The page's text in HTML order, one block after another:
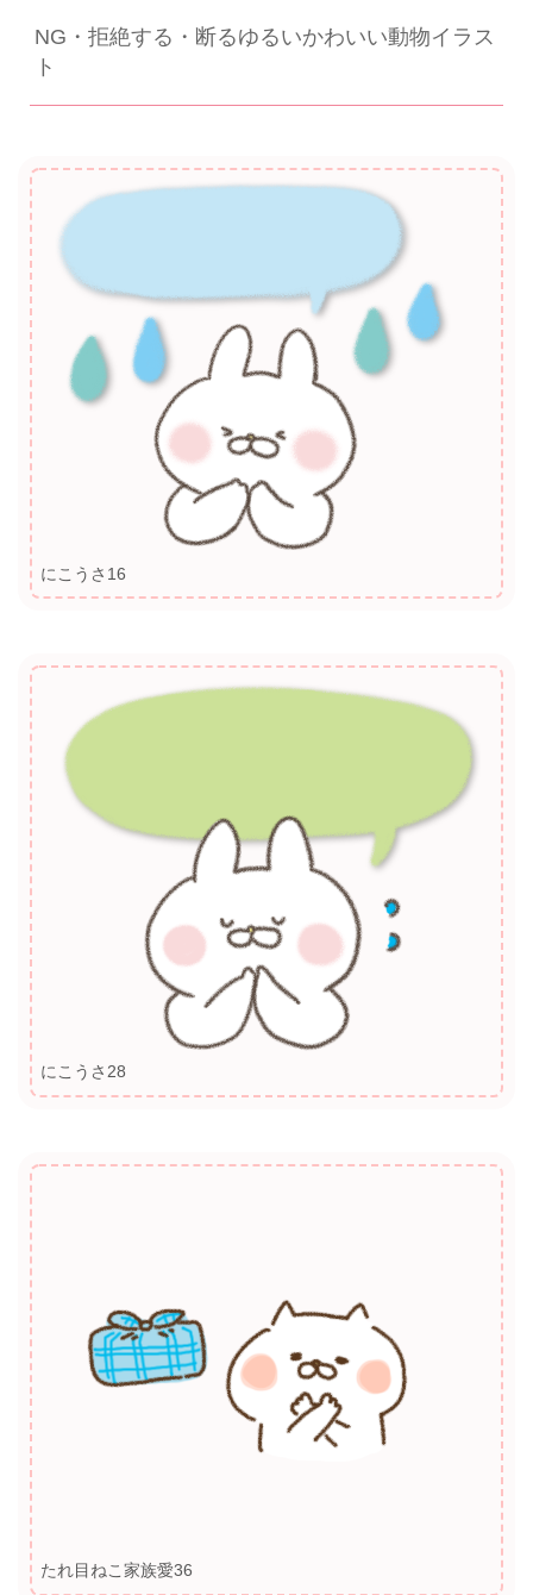
NG・拒絶する・断るゆるいかわいい動物イラス
ト
にこうさ16
にこうさ28
たれ目ねこ家族愛36